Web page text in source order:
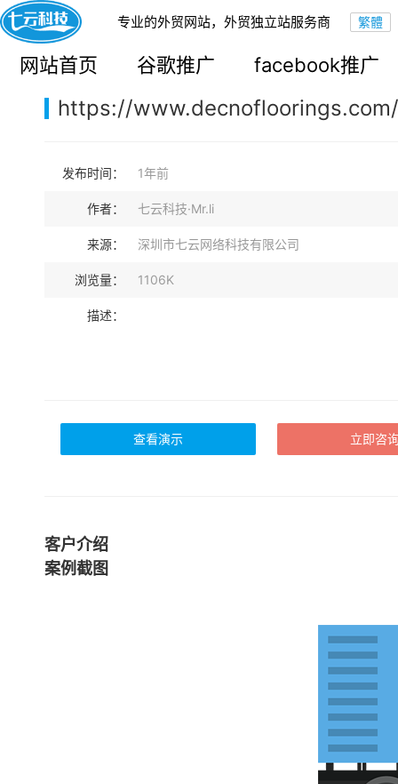
专业的外贸网站，外贸独立站服务商
网站首页 谷歌推广 facebook推广
您的当前位置： 网站首页>案例展示>B2B外贸独立站
https://www.decnofloorings.com/
发布时间： 1年前
作者： 七云科技·Mr.li
来源： 深圳市七云网络科技有限公司
浏览量： 1106K
描述：
查看演示 立即咨
客户介绍
案例截图